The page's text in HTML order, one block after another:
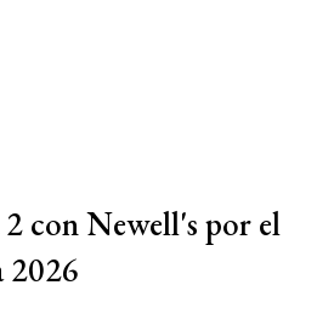
2 con Newell's por el
2026